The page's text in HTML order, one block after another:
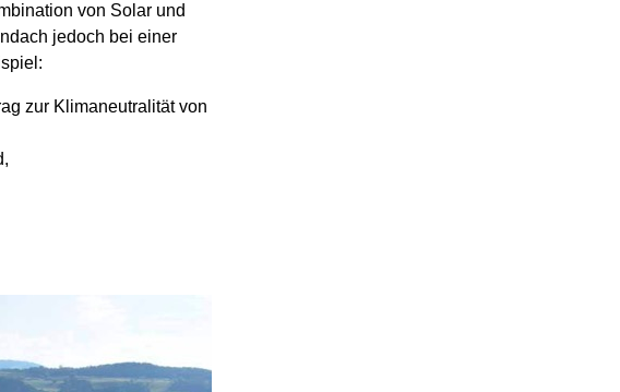
von Solar und
jedoch bei einer
zur Klimaneutralität von